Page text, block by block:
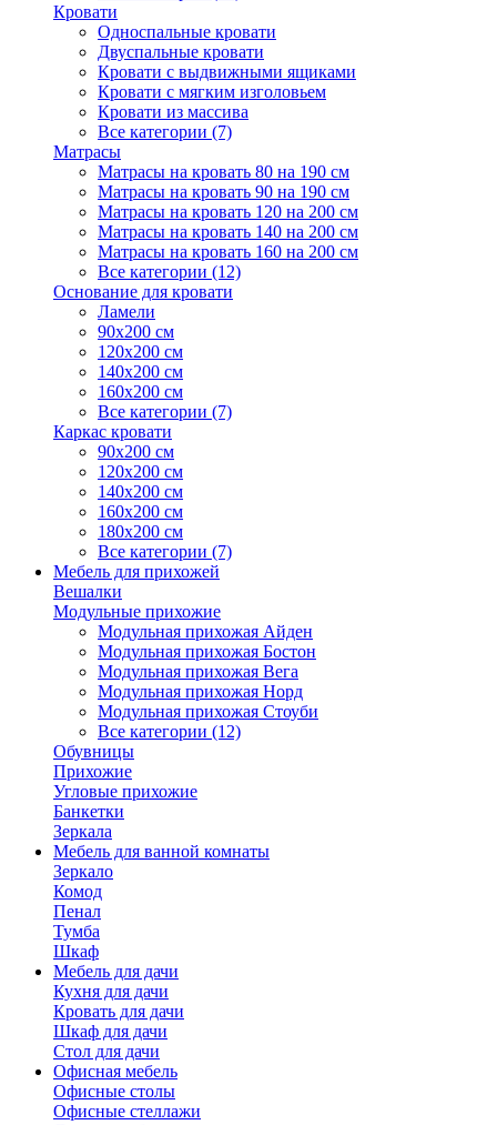
Кровати
Односпальные кровати
Двуспальные кровати
Кровати с выдвижными ящиками
Кровати с мягким изголовьем
Кровати из массива
Все категории (7)
Матрасы
Матрасы на кровать 80 на 190 см
Матрасы на кровать 90 на 190 см
Матрасы на кровать 120 на 200 см
Матрасы на кровать 140 на 200 см
Матрасы на кровать 160 на 200 см
Все категории (12)
Основание для кровати
Ламели
90х200 см
120х200 см
140х200 см
160х200 см
Все категории (7)
Каркас кровати
90х200 см
120х200 см
140х200 см
160х200 см
180х200 см
Все категории (7)
Мебель для прихожей
Вешалки
Модульные прихожие
Модульная прихожая Айден
Модульная прихожая Бостон
Модульная прихожая Вега
Модульная прихожая Норд
Модульная прихожая Стоуби
Все категории (12)
Обувницы
Прихожие
Угловые прихожие
Банкетки
Зеркала
Мебель для ванной комнаты
Зеркало
Комод
Пенал
Тумба
Шкаф
Мебель для дачи
Кухня для дачи
Кровать для дачи
Шкаф для дачи
Стол для дачи
Офисная мебель
Офисные столы
Офисные стеллажи